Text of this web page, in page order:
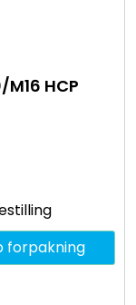
HCP
forpakning